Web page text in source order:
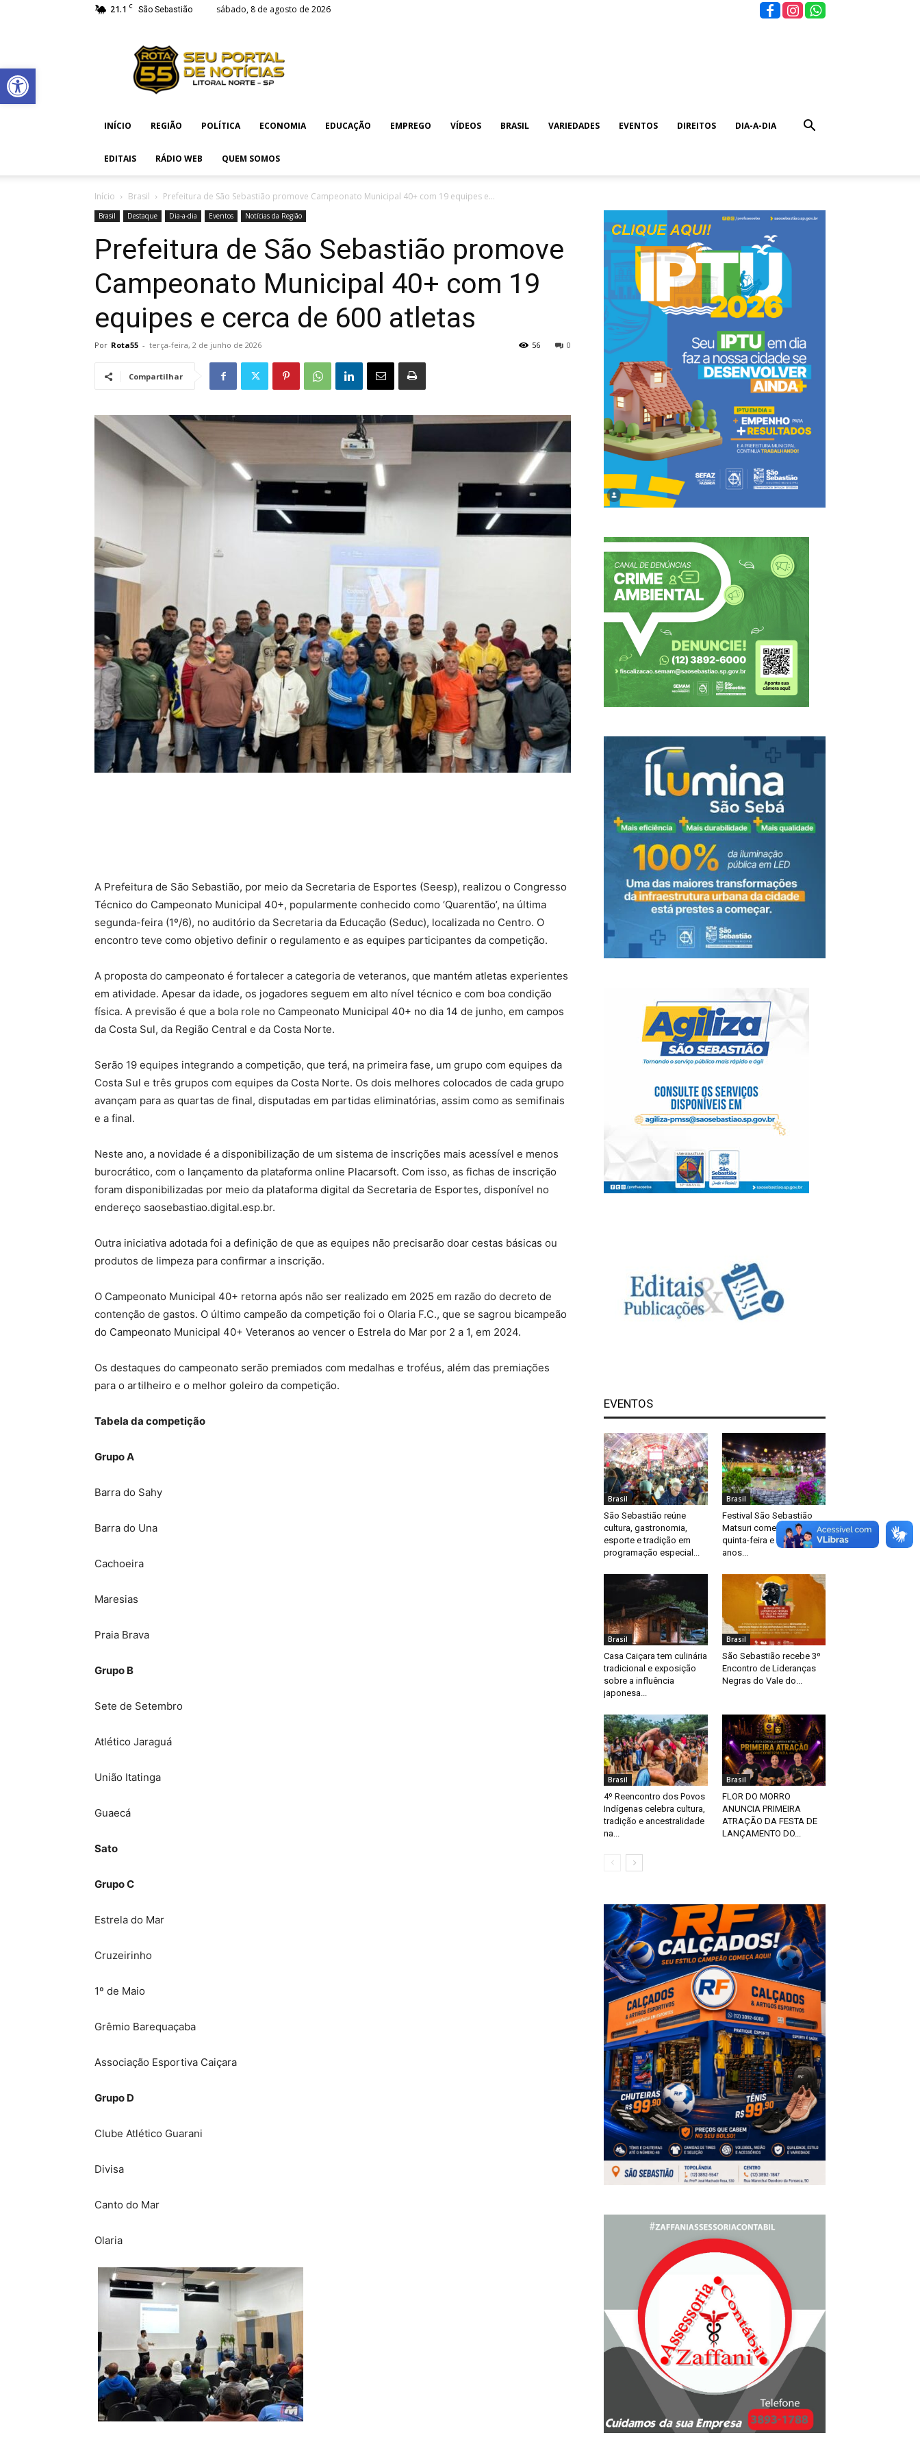
Abrir a barra de ferramentas
21.1 C São Sebastião sábado, 8 de agosto de 2026
55
INÍCIO REGIÃO POLÍTICA ECONOMIA EDUCAÇÃO EMPREGO VÍDEOS BRASIL VARIEDADES EVENTOS DIREITOS DIA-A-DIA
EDITAIS RÁDIO WEB QUEM SOMOS
Início Brasil Prefeitura de São Sebastião promove Campeonato Municipal 40+ com 19 equipes e...
Brasil Destaque Dia-a-dia Eventos Notícias da Região
Prefeitura de São Sebastião promove
Campeonato Municipal 40+ com 19
equipes e cerca de 600 atletas
Por Rota55 - terça-feira, 2 de junho de 2026 0
56
Compartilhar
A Prefeitura de São Sebastião, por meio da Secretaria de Esportes (Seesp), realizou o Congresso
Técnico do Campeonato Municipal 40+, popularmente conhecido como ‘Quarentão’, na última
segunda-feira (1º/6), no auditório da Secretaria da Educação (Seduc), localizada no Centro. O
encontro teve como objetivo definir o regulamento e as equipes participantes da competição.
A proposta do campeonato é fortalecer a categoria de veteranos, que mantém atletas experientes
em atividade. Apesar da idade, os jogadores seguem em alto nível técnico e com boa condição
física. A previsão é que a bola role no Campeonato Municipal 40+ no dia 14 de junho, em campos
da Costa Sul, da Região Central e da Costa Norte.
Serão 19 equipes integrando a competição, que terá, na primeira fase, um grupo com equipes da
Costa Sul e três grupos com equipes da Costa Norte. Os dois melhores colocados de cada grupo
avançam para as quartas de final, disputadas em partidas eliminatórias, assim como as semifinais
e a final.
Neste ano, a novidade é a disponibilização de um sistema de inscrições mais acessível e menos
burocrático, com o lançamento da plataforma online Placarsoft. Com isso, as fichas de inscrição
foram disponibilizadas por meio da plataforma digital da Secretaria de Esportes, disponível no
endereço saosebastiao.digital.esp.br.
Outra iniciativa adotada foi a definição de que as equipes não precisarão doar cestas básicas ou
produtos de limpeza para confirmar a inscrição.
O Campeonato Municipal 40+ retorna após não ser realizado em 2025 em razão do decreto de
contenção de gastos. O último campeão da competição foi o Olaria F.C., que se sagrou bicampeão
do Campeonato Municipal 40+ Veteranos ao vencer o Estrela do Mar por 2 a 1, em 2024.
Os destaques do campeonato serão premiados com medalhas e troféus, além das premiações
para o artilheiro e o melhor goleiro da competição.
Tabela da competição
Grupo A
Barra do Sahy
Barra do Una
Cachoeira
Maresias
Praia Brava
Grupo B
Sete de Setembro
Atlético Jaraguá
União Itatinga
Guaecá
Sato
Grupo C
Estrela do Mar
Cruzeirinho
1º de Maio
Grêmio Barequaçaba
Associação Esportiva Caiçara
Grupo D
Clube Atlético Guarani
Divisa
Canto do Mar
Olaria
EVENTOS
Brasil
São Sebastião reúne
cultura, gastronomia,
esporte e tradição em
programação especial...
Brasil
Festival São Sebastião
Matsuri começa nesta
quinta-feira e celebra 70
anos...
Brasil
Casa Caiçara tem culinária
tradicional e exposição
sobre a influência
japonesa...
Brasil
São Sebastião recebe 3º
Encontro de Lideranças
Negras do Vale do...
Brasil
4º Reencontro dos Povos
Indígenas celebra cultura,
tradição e ancestralidade
na...
Brasil
FLOR DO MORRO
ANUNCIA PRIMEIRA
ATRAÇÃO DA FESTA DE
LANÇAMENTO DO...